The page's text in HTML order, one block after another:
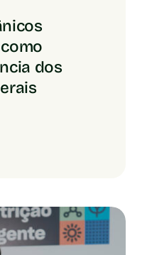
dos